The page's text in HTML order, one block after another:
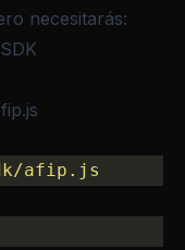
necesitarás:
afip.js